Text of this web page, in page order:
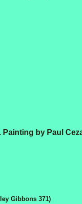
by Paul
Gibbons 371)